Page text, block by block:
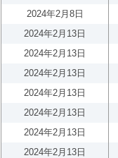
2024年2月8日
2024年2月13日
2024年2月13日
2024年2月13日
2024年2月13日
2024年2月13日
2024年2月13日
2024年2月13日